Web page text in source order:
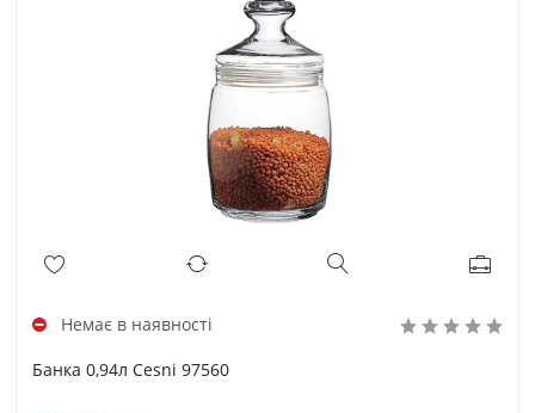
Немає в наявності
Банка 0,94л Cesni 97560